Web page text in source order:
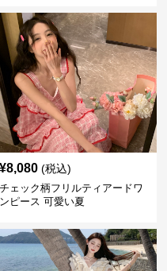
¥8,080 (税込)
チェック柄フリルティアードワ
ンピース 可愛い夏